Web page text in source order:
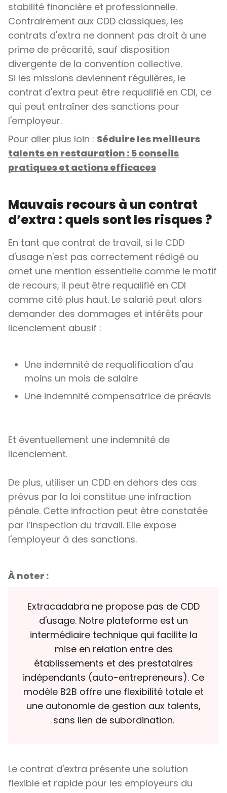
stabilité financière et professionnelle.
Contrairement aux CDD classiques, les
contrats d'extra ne donnent pas droit à une
prime de précarité, sauf disposition
divergente de la convention collective.
Si les missions deviennent régulières, le
contrat d'extra peut être requalifié en CDI, ce
qui peut entraîner des sanctions pour
l'employeur.
Pour aller plus loin : Séduire les meilleurs
talents en restauration : 5 conseils
pratiques et actions efficaces
Mauvais recours à un contrat
d’extra : quels sont les risques ?
En tant que contrat de travail, si le CDD
d'usage n'est pas correctement rédigé ou
omet une mention essentielle comme le motif
de recours, il peut être requalifié en CDI
comme cité plus haut. Le salarié peut alors
demander des dommages et intérêts pour
licenciement abusif :
Une indemnité de requalification d'au
moins un mois de salaire
Une indemnité compensatrice de préavis
Et éventuellement une indemnité de
licenciement.
De plus, utiliser un CDD en dehors des cas
prévus par la loi constitue une infraction
pénale. Cette infraction peut être constatée
par l’inspection du travail. Elle expose
l'employeur à des sanctions.
À noter :
Extracadabra ne propose pas de CDD
d'usage. Notre plateforme est un
intermédiaire technique qui facilite la
mise en relation entre des
établissements et des prestataires
indépendants (auto-entrepreneurs). Ce
modèle B2B offre une flexibilité totale et
une autonomie de gestion aux talents,
sans lien de subordination.
Le contrat d'extra présente une solution
flexible et rapide pour les employeurs du